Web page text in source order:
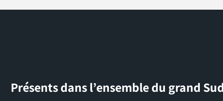
Présents dans l’ensemble du grand